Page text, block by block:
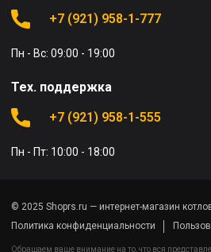
+7 (921) 958-1-777
Пн - Вс: 09:00 - 19:00
Тех. поддержка
+7 (921) 958-1-555
Пн - Пт: 10:00 - 18:00
© 2025 Shoprs.ru — интернет-магазин
Политика конфиденциальности
Обращаем ваше внимание на то, что вся